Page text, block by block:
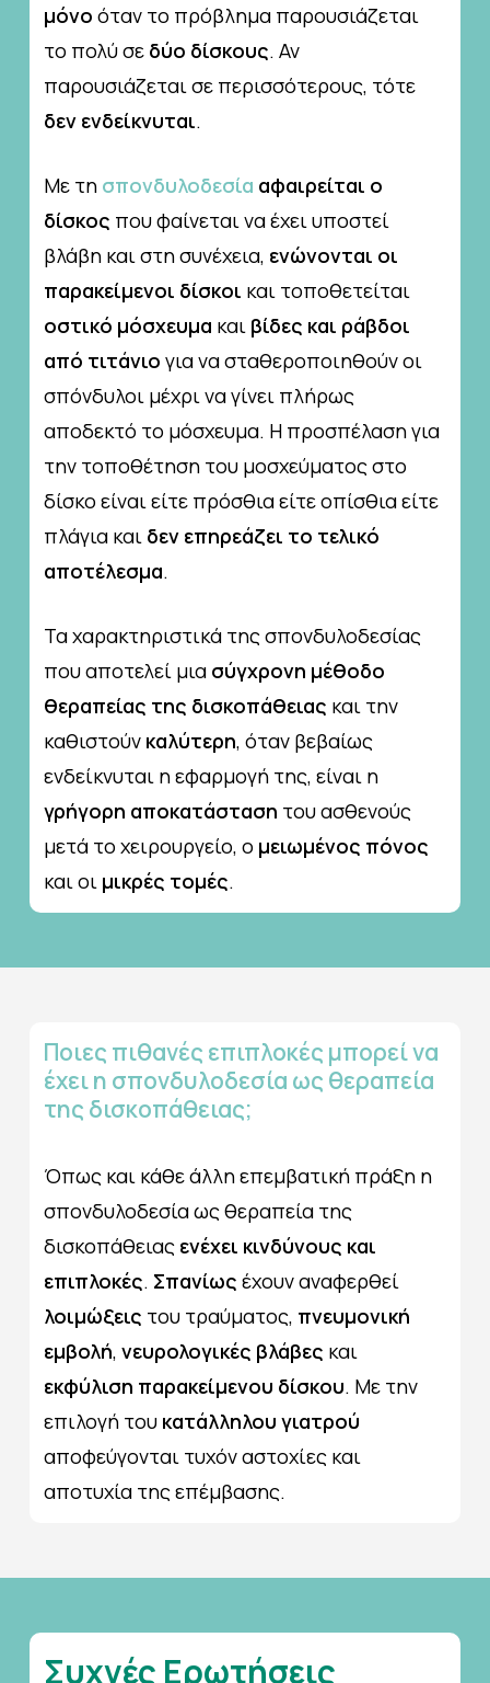
μόνο όταν το πρόβλημα παρουσιάζεται
το πολύ σε δύο δίσκους. Αν
παρουσιάζεται σε περισσότερους, τότε
δεν ενδείκνυται.
Με τη σπονδυλοδεσία αφαιρείται ο
δίσκος που φαίνεται να έχει υποστεί
βλάβη και στη συνέχεια, ενώνονται οι
παρακείμενοι δίσκοι και τοποθετείται
οστικό μόσχευμα και βίδες και ράβδοι
από τιτάνιο για να σταθεροποιηθούν οι
σπόνδυλοι μέχρι να γίνει πλήρως
αποδεκτό το μόσχευμα. Η προσπέλαση για
την τοποθέτηση του μοσχεύματος στο
δίσκο είναι είτε πρόσθια είτε οπίσθια είτε
πλάγια και δεν επηρεάζει το τελικό
αποτέλεσμα.
Τα χαρακτηριστικά της σπονδυλοδεσίας
που αποτελεί μια σύγχρονη μέθοδο
θεραπείας της δισκοπάθειας και την
καθιστούν καλύτερη, όταν βεβαίως
ενδείκνυται η εφαρμογή της, είναι η
γρήγορη αποκατάσταση του ασθενούς
μετά το χειρουργείο, ο μειωμένος πόνος
και οι μικρές τομές.
Ποιες πιθανές επιπλοκές μπορείνα
έχειη σπονδυλοδεσία ως θεραπεία
της δισκοπάθειας;
Όπως και κάθε άλλη επεμβατική πράξη η
σπονδυλοδεσία ως θεραπεία της
δισκοπάθειας ενέχει κινδύνους και
επιπλοκές. Σπανίως έχουν αναφερθεί
λοιμώξεις του τραύματος, πνευμονική
εμβολή,νευρολογικές βλάβες και
εκφύλιση παρακείμενου δίσκου. Με την
επιλογή του κατάλληλου γιατρού
αποφεύγονται τυχόν αστοχίες και
αποτυχία της επέμβασης.
Συχνές Ερωτήσεις